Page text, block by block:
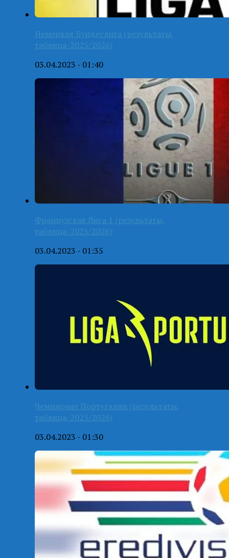
Немецкая Бундеслига (результаты,
таблица-2025/2026)
03.04.2023 - 01:40
Французская Лига 1 (результаты,
таблица-2025/2026)
03.04.2023 - 01:35
Чемпионат Португалии (результаты,
таблица-2025/2026)
03.04.2023 - 01:30